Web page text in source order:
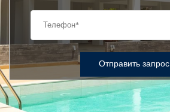
Отправить запрос